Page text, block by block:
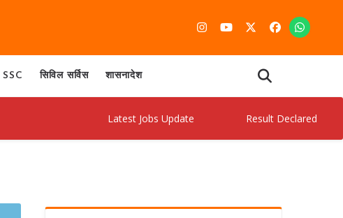
SSC सिविल सर्विस शासनादेश
Latest Jobs Update Result Declared